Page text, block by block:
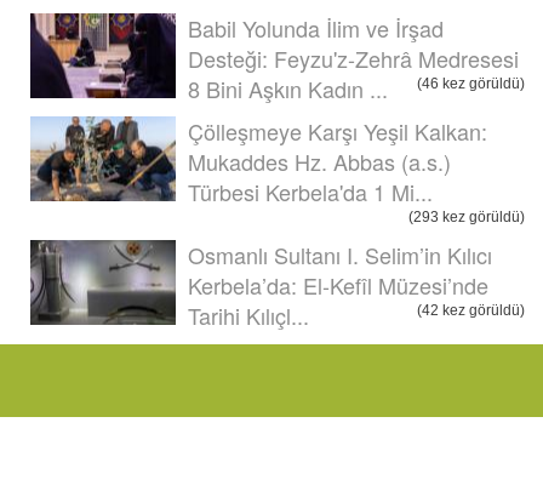
Babil Yolunda İlim ve İrşad
Desteği: Feyzu'z-Zehrâ Medresesi
8 Bini Aşkın Kadın ...
(46 kez görüldü)
Çölleşmeye Karşı Yeşil Kalkan:
Mukaddes Hz. Abbas (a.s.)
Türbesi Kerbela'da 1 Mi...
(293 kez görüldü)
Osmanlı Sultanı I. Selim’in Kılıcı
Kerbela’da: El-Kefîl Müzesi’nde
Tarihi Kılıçl...
(42 kez görüldü)